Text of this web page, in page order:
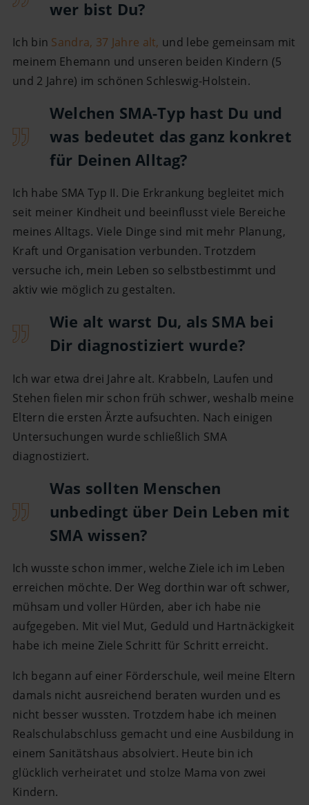
wer bist Du?
Ich bin Sandra, 37 Jahre alt, und lebe gemeinsam mit
meinem Ehemann und unseren beiden Kindern (5
und 2 Jahre) im schönen Schleswig-Holstein.
Welchen SMA-Typ hast Du und
was bedeutet das ganz konkret
für Deinen Alltag?
Ich habe SMA Typ II. Die Erkrankung begleitet mich
seit meiner Kindheit und beeinflusst viele Bereiche
meines Alltags. Viele Dinge sind mit mehr Planung,
Kraft und Organisation verbunden. Trotzdem
versuche ich, mein Leben so selbstbestimmt und
aktiv wie möglich zu gestalten.
Wie alt warst Du, als SMA bei
Dir diagnostiziert wurde?
Ich war etwa drei Jahre alt. Krabbeln, Laufen und
Stehen fielen mir schon früh schwer, weshalb meine
Eltern die ersten Ärzte aufsuchten. Nach einigen
Untersuchungen wurde schließlich SMA
diagnostiziert.
Was sollten Menschen
unbedingt über Dein Leben mit
SMA wissen?
Ich wusste schon immer, welche Ziele ich im Leben
erreichen möchte. Der Weg dorthin war oft schwer,
mühsam und voller Hürden, aber ich habe nie
aufgegeben. Mit viel Mut, Geduld und Hartnäckigkeit
habe ich meine Ziele Schritt für Schritt erreicht.
Ich begann auf einer Förderschule, weil meine Eltern
damals nicht ausreichend beraten wurden und es
nicht besser wussten. Trotzdem habe ich meinen
Realschulabschluss gemacht und eine Ausbildung in
einem Sanitätshaus absolviert. Heute bin ich
glücklich verheiratet und stolze Mama von zwei
Kindern.